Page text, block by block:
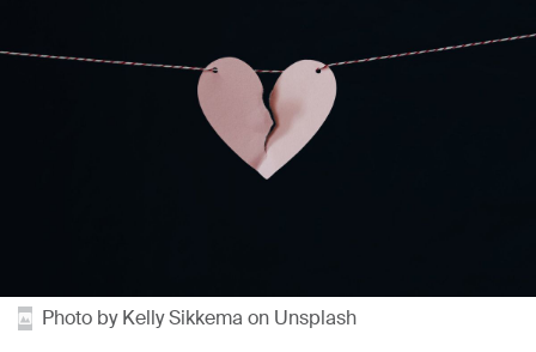
Photo by Kelly Sikkema on Unsplash